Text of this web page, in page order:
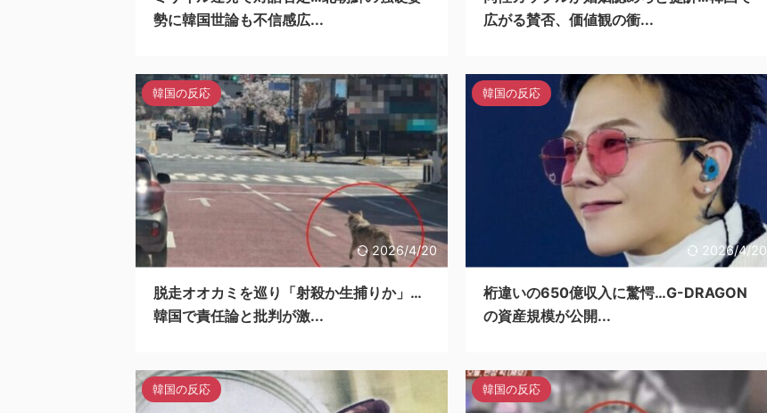
勢に韓国世論も不信感広...
広がる賛否、価値観の衝...
2026/4/20
韓国の反応
脱走オオカミを巡り「射殺か生捕りか」…
韓国で責任論と批判が激...
2026/4/20
韓国の反応
桁違いの650億収入に驚愕…G-DRAGON
の資産規模が公開...
韓国の反応 韓国の反応